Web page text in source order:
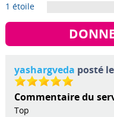
1 étoile
yashargveda posté
Commentaire du
Top